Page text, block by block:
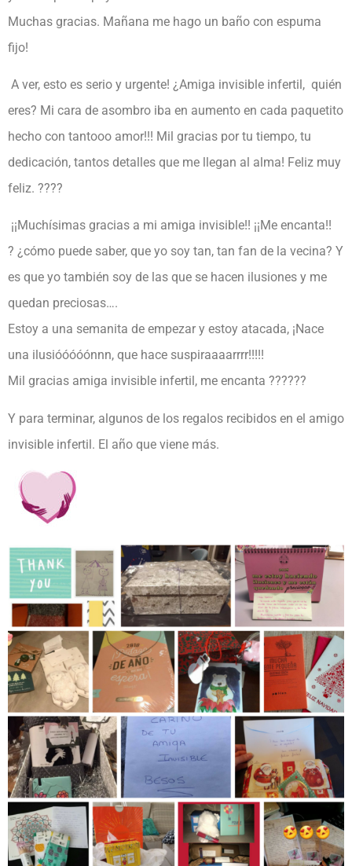
Muchas gracias. Mañana me hago un baño con espuma
fijo!
A ver, esto es serio y urgente! ¿Amiga invisible infertil, quién
eres? Mi cara de asombro iba en aumento en cada paquetito
hecho con tantooo amor!!! Mil gracias por tu tiempo, tu
dedicación, tantos detalles que me llegan al alma! Feliz muy
feliz. ????
¡¡Muchísimas gracias a mi amiga invisible!! ¡¡Me encanta!!
? ¿cómo puede saber, que yo soy tan, tan fan de la vecina? Y
es que yo también soy de las que se hacen ilusiones y me
quedan preciosas….
Estoy a una semanita de empezar y estoy atacada, ¡Nace
una ilusióóóóónnn, que hace suspiraaaarrrr!!!!!
Mil gracias amiga invisible infertil, me encanta ??????
Y para terminar, algunos de los regalos recibidos en el amigo
invisible infertil. El año que viene más.